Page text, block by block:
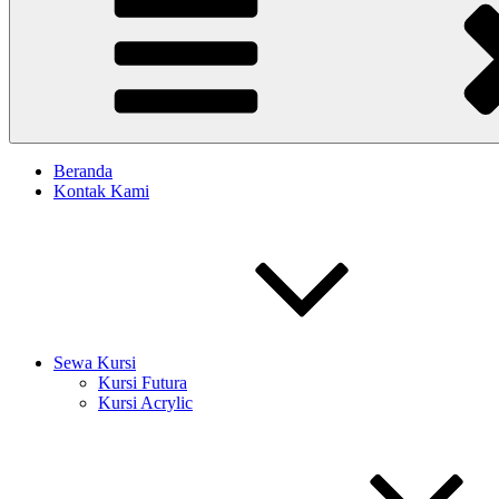
Beranda
Kontak Kami
Sewa Kursi
Kursi Futura
Kursi Acrylic